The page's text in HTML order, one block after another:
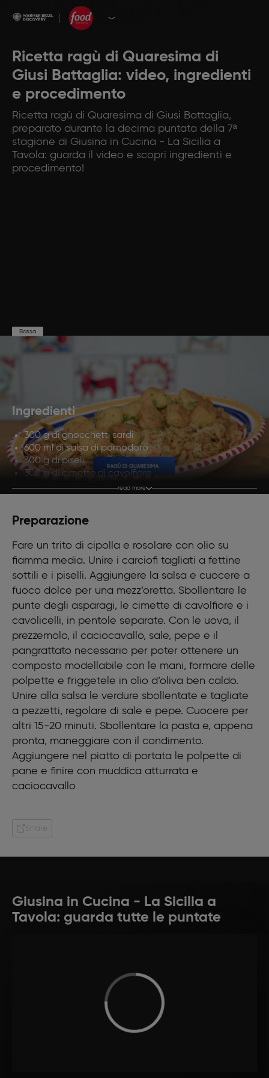
Ricetta ragù di Quaresima di
Giusi Battaglia: video, ingredienti
e procedimento
Ricetta ragù di Quaresima di Giusi Battaglia,
preparato durante la decima puntata della 7ª
stagione di Giusina in Cucina - La Sicilia a
Tavola: guarda il video e scopri ingredienti e
procedimento!
Bassa
Preparazione
20'
Ingredienti
300 g di gnocchetti sardi
600 ml di salsa di pomodoro
300 g di piselli
300 g di cimette di cavolfiore
1 cipolla
1 mazzetto di asparagi amari
2 uova
Prezzemolo
Pangrattato
Olio extra vergine d’oliva
Pepe
read more
Preparazione
Fare un trito di cipolla e rosolare con olio su
fiamma media. Unire i carciofi tagliati a fettine
sottili e i piselli. Aggiungere la salsa e cuocere a
fuoco dolce per una mezz’oretta. Sbollentare le
punte degli asparagi, le cimette di cavolfiore e i
cavolicelli, in pentole separate. Con le uova, il
prezzemolo, il caciocavallo, sale, pepe e il
pangrattato necessario per poter ottenere un
composto modellabile con le mani, formare delle
polpette e friggetele in olio d’oliva ben caldo.
Unire alla salsa le verdure sbollentate e tagliate
a pezzetti, regolare di sale e pepe. Cuocere per
altri 15-20 minuti. Sbollentare la pasta e, appena
pronta, maneggiare con il condimento.
Aggiungere nel piatto di portata le polpette di
pane e finire con muddica atturrata e
caciocavallo
Share
Giusina in Cucina - La Sicilia a
Tavola: guarda tutte le puntate